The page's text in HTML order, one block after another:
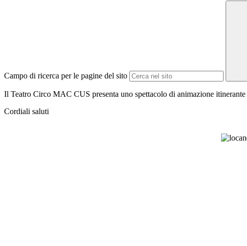
Campo di ricerca per le pagine del sito
Il Teatro Circo MAC CUS presenta uno spettacolo di animazione
Cordiali saluti